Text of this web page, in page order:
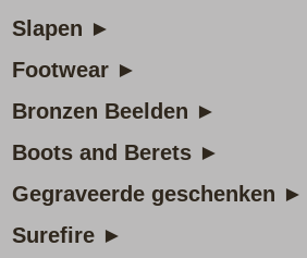
Slapen ►
Footwear ►
Bronzen Beelden ►
Boots and Berets ►
Gegraveerde geschenken ►
Surefire ►